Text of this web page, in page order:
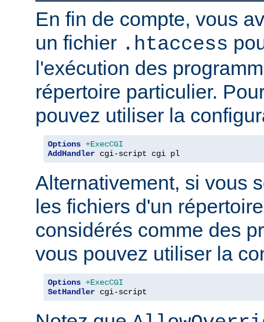
En fin de compte, vous
un fichier .htaccess
l'exécution des
répertoire particulier.
pouvez utiliser la
Options +ExecCGI
AddHandler cgi-script cgi pl
Alternativement, si vous
les fichiers d'un
considérés comme des
vous pouvez utiliser la
Options +ExecCGI
SetHandler cgi-script